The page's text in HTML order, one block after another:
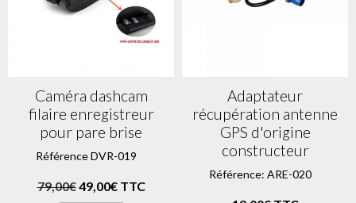
Caméra dashcam
filaire enregistreur
pour pare brise
Référence DVR-019
79,00€49,00€ TTC
Adaptateur
récupération antenne
GPS d'origine
constructeur
Référence: ARE-020